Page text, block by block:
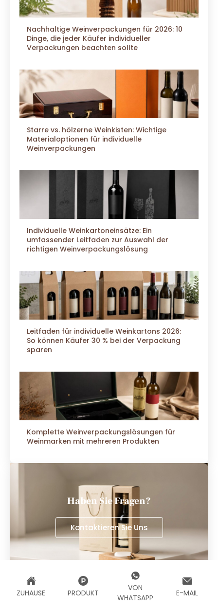
Nachhaltige Weinverpackungen für 2026: 10
Dinge, die jeder Käufer individueller
Verpackungen beachten sollte
Starre vs. hölzerne Weinkisten: Wichtige
Materialoptionen für individuelle
Weinverpackungen
Individuelle Weinkartoneinsätze: Ein
umfassender Leitfaden zur Auswahl der
richtigen Weinverpackungslösung
Leitfaden für individuelle Weinkartons 2026:
So können Käufer 30 % bei der Verpackung
sparen
Komplette Weinverpackungslösungen für
Weinmarken mit mehreren Produkten
Haben Sie Fragen?
Kontaktieren Sie Uns
Folgen Sie Uns
ZUHAUSE PRODUKT
VON
WHATSAPP
E-MAIL